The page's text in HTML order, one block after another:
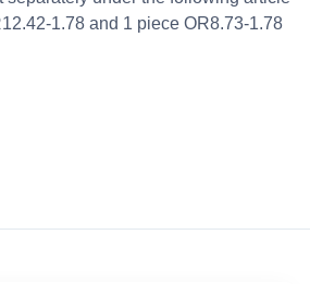
1.78 and 1 piece OR8.73-1.78